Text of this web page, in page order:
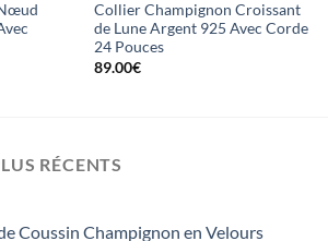
Collier Champignon Croissant
de Lune Argent 925 Avec Corde
24 Pouces
89.00€
RÉCENTS
Coussin Champignon en Velours